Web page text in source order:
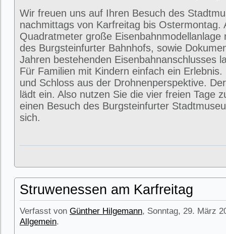
Wir freuen uns auf Ihren Besuch des
nachmittags von Karfreitag bis Ostermontag.
Quadratmeter große Eisenbahnmodellanlage
des Burgsteinfurter Bahnhofs, sowie
Jahren bestehenden Eisenbahnanschlusses
Für Familien mit Kindern einfach ein
und Schloss aus der Drohnenperspektive.
lädt ein. Also nutzen Sie die vier freien Tage
einen Besuch des Burgsteinfurter
sich.
Struwenessen am Karfreitag
Verfasst von Günther Hilgemann, Sonntag, 29. März
Allgemein.